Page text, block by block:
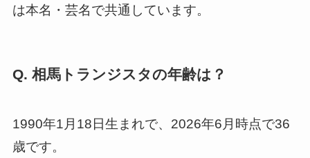
は本名・芸名で共通しています。
Q. 相馬トランジスタの年齢は？
1990年1月18日生まれで、2026年6月時点で36
歳です。